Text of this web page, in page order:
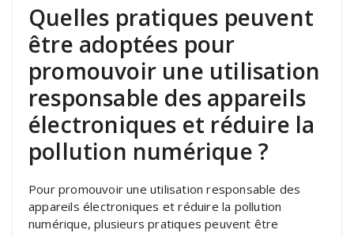
Quelles pratiques peuvent
être adoptées pour
promouvoir une utilisation
responsable des appareils
électroniques et réduire la
pollution numérique ?
Pour promouvoir une utilisation responsable des
appareils électroniques et réduire la pollution
numérique, plusieurs pratiques peuvent être